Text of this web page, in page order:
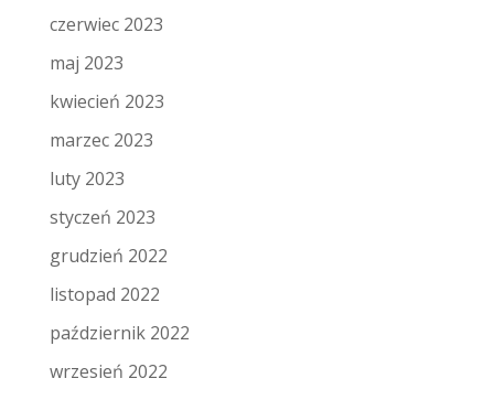
czerwiec 2023
maj 2023
kwiecień 2023
marzec 2023
luty 2023
styczeń 2023
grudzień 2022
listopad 2022
październik 2022
wrzesień 2022